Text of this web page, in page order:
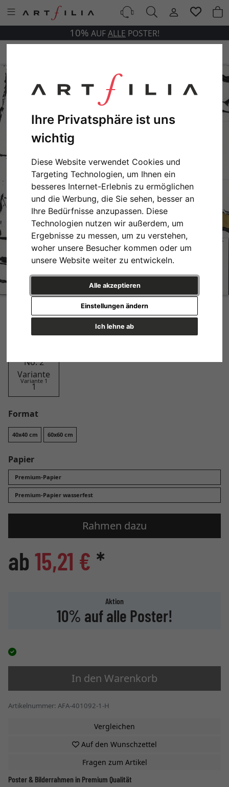
Ihre Privatsphäre ist uns
wichtig
Diese Website verwendet Cookies und
Targeting Technologien, um Ihnen ein
besseres Internet-Erlebnis zu ermöglichen
und die Werbung, die Sie sehen, besser an
Ihre Bedürfnisse anzupassen. Diese
Technologien nutzen wir außerdem, um
Ergebnisse zu messen, um zu verstehen,
woher unsere Besucher kommen oder um
unsere Website weiter zu entwickeln.
Alle akzeptieren
Ich lehne ab
Einstellungen ändern
10% AUFALLE POSTER!
Design
Variante 1
Format
40x40 cm 60x60 cm
Papier
Premium-Papier
Premium-Papier wasserfest
Rahmen dazu
ab 15,21 € *
Aktion
10% auf alle Poster!
In den Warenkorb
Artikelnummer: AFA-401092-1-H
Vergleichen
Auf den Wunschzettel
Fragen zum Artikel
Poster & Bilderrahmen in Premium Qualität